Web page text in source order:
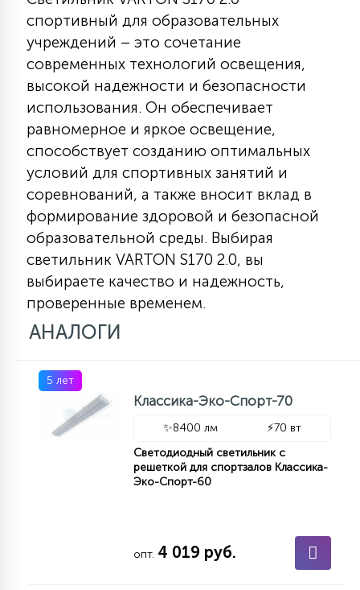
спортивный для образовательных
учреждений – это сочетание
современных технологий освещения,
высокой надежности и безопасности
использования. Он обеспечивает
равномерное и яркое освещение,
способствует созданию оптимальных
условий для спортивных занятий и
соревнований, а также вносит вклад в
формирование здоровой и безопасной
образовательной среды. Выбирая
светильник VARTON S170 2.0, вы
выбираете качество и надежность,
проверенные временем.
АНАЛОГИ
5 лет
Классика-Эко-Спорт-70
✨8400 лм ⚡70 вт
Светодиодный светильник с
решеткой для спортзалов Классика-
Эко-Спорт-60
опт. 4 019 руб.